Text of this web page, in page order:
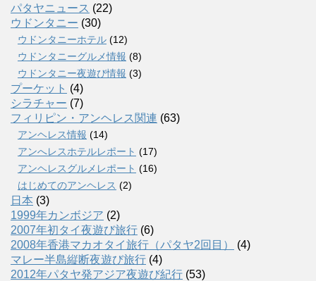
パタヤニュース (22)
ウドンタニー (30)
ウドンタニーホテル (12)
ウドンタニーグルメ情報 (8)
ウドンタニー夜遊び情報 (3)
プーケット (4)
シラチャー (7)
フィリピン・アンヘレス関連 (63)
アンヘレス情報 (14)
アンへレスホテルレポート (17)
アンヘレスグルメレポート (16)
はじめてのアンヘレス (2)
日本 (3)
1999年カンボジア (2)
2007年初タイ夜遊び旅行 (6)
2008年香港マカオタイ旅行（パタヤ2回目）
(4)
マレー半島縦断夜遊び旅行 (4)
2012年パタヤ発アジア夜遊び紀行 (53)